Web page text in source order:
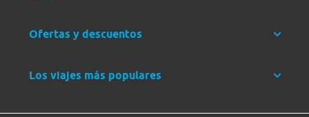
Ofertas y descuentos
Los viajes más populares